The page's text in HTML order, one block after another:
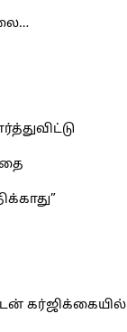
கர்ஜிக்கையில்